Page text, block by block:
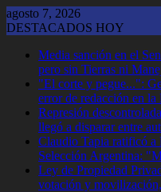
Saltar
al
agosto 7, 2026
DESTACADOS HOY
Media sanción en el
pero sin Tierras ni
"El corte y pegue...":
error de redacción en
Represión
llegó a disparar entre
Claudio Tapia ratificó a
Selección Argentina:
Ley de Propiedad
votación y